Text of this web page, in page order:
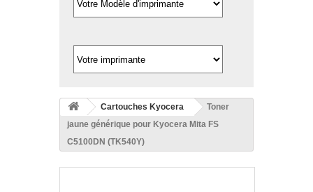
Cartouches Kyocera
Toner
jaune générique pour Kyocera Mita FS
C5100DN (TK540Y)